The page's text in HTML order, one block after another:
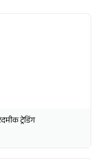
ट्रेडिंग